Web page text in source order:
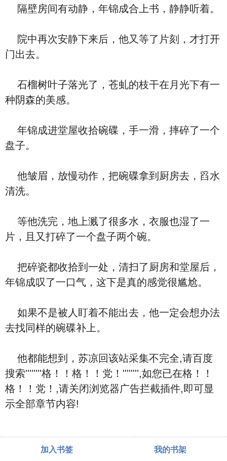
隔壁房间有动静，年锦成合上书，静静听着。
院中再次安静下来后，他又等了片刻，才打开
门出去。
石榴树叶子落光了，苍虬的枝干在月光下有一
种阴森的美感。
年锦成进堂屋收拾碗碟，手一滑，摔碎了一个
盘子。
他皱眉，放慢动作，把碗碟拿到厨房去，舀水
清洗。
等他洗完，地上溅了很多水，衣服也湿了一
片，且又打碎了一个盘子两个碗。
把碎瓷都收拾到一处，清扫了厨房和堂屋后，
年锦成叹了一口气，这下是真的感觉很尴尬。
如果不是被人盯着不能出去，他一定会想办法
去找同样的碗碟补上。
他都能想到，苏凉回该站采集不完全,请百度
搜索''''''''格！！格！！党！'''''''',如您已在格！！
格！！党！,请关闭浏览器广告拦截插件,即可显
示全部章节内容!
加入书签 我的书架